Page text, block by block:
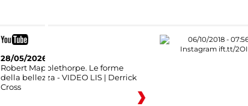
28/05/2026
Robert Mapplethorpe. Le forme
della bellezza - VIDEO LIS | Derrick
Cross